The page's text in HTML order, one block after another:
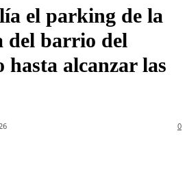
el parking de la
del barrio del
hasta alcanzar las
0